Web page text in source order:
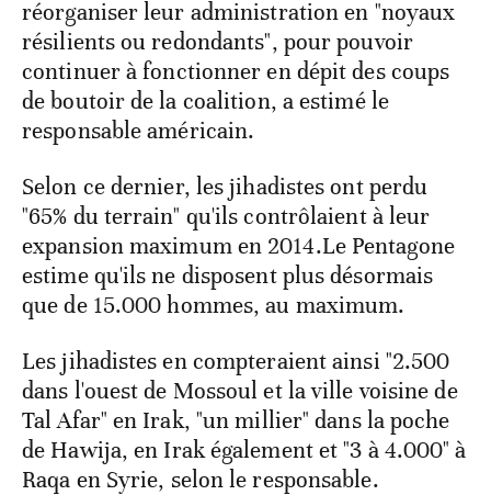
réorganiser leur administration en "noyaux
résilients ou redondants", pour pouvoir
continuer à fonctionner en dépit des coups
de boutoir de la coalition, a estimé le
responsable américain.
Selon ce dernier, les jihadistes ont perdu
"65% du terrain" qu'ils contrôlaient à leur
expansion maximum en 2014.Le Pentagone
estime qu'ils ne disposent plus désormais
que de 15.000 hommes, au maximum.
Les jihadistes en compteraient ainsi "2.500
dans l'ouest de Mossoul et la ville voisine de
Tal Afar" en Irak, "un millier" dans la poche
de Hawija, en Irak également et "3 à 4.000" à
Raqa en Syrie, selon le responsable.